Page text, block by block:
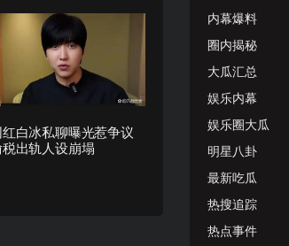
红白冰私聊曝光惹争议
税出轨人设崩塌
内幕爆料
圈内揭秘
大瓜汇总
娱乐内幕
娱乐圈大瓜
明星八卦
最新吃瓜
热搜追踪
热点事件